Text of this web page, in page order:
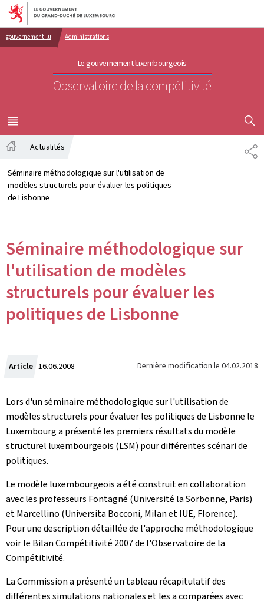
Aller au menu principal
Aller au contenu
gouvernement.lu Administrations
Le gouvernement luxembourgeois
Observatoire de la compétitivité
MENU
PRINCIPAL
Actualités
Séminaire méthodologique sur l'utilisation de
modèles structurels pour évaluer les politiques
de Lisbonne
Séminaire méthodologique sur
l'utilisation de modèles
structurels pour évaluer les
politiques de Lisbonne
Article Crée
le
16.06.2008 Dernière modification le 04.02.2018
Lors d'un séminaire méthodologique sur l'utilisation de
modèles structurels pour évaluer les politiques de Lisbonne le
Luxembourg a présenté les premiers résultats du modèle
structurel luxembourgeois (LSM) pour différentes scénari de
politiques.
Le modèle luxembourgeois a été construit en collaboration
avec les professeurs Fontagné (Université la Sorbonne, Paris)
et Marcellino (Universita Bocconi, Milan et IUE, Florence).
Pour une description détaillée de l'approche méthodologique
voir le Bilan Compétitivité 2007 de l'Observatoire de la
Compétitivité.
La Commission a présenté un tableau récapitulatif des
différentes simulations nationales et les a comparées avec